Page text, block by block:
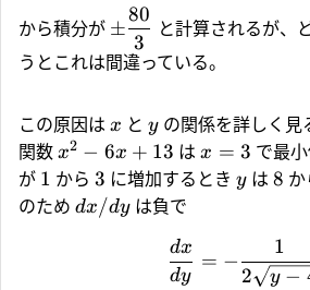
から積分が ±
3
80
と計算されるが、
うとこれは間違っている。
この原因は x と yの関係を詳しく見
関数 x2 − 6x + 13 はx = 3 で最
が 1 から 3 に増加するとき yは 8 か
のため dx/dyは負で
dy
dx
= −
2 y −
1